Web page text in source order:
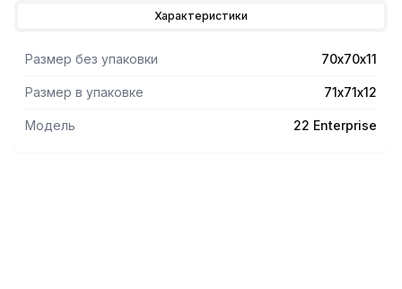
Характеристики
Размер без упаковки 70х70х11
Размер в упаковке 71х71х12
Модель 22 Enterprise